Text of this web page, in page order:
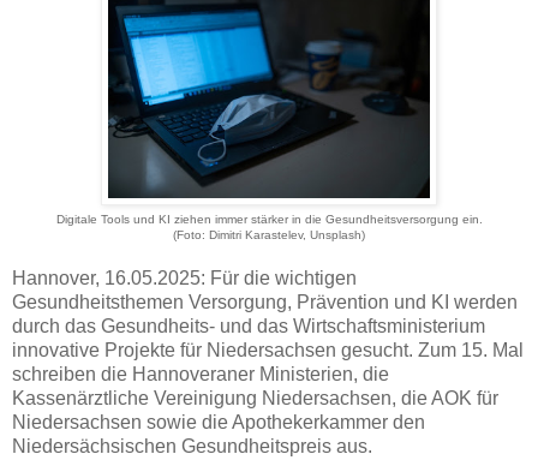
Digitale Tools und KI ziehen immer stärker in die Gesundheitsversorgung ein.
(Foto: Dimitri Karastelev, Unsplash)
Hannover, 16.05.2025: Für die wichtigen
Gesundheitsthemen Versorgung, Prävention und KI werden
durch das Gesundheits- und das Wirtschaftsministerium
innovative Projekte für Niedersachsen gesucht. Zum 15. Mal
schreiben die Hannoveraner Ministerien, die
Kassenärztliche Vereinigung Niedersachsen, die AOK für
Niedersachsen sowie die Apothekerkammer den
Niedersächsischen Gesundheitspreis aus.